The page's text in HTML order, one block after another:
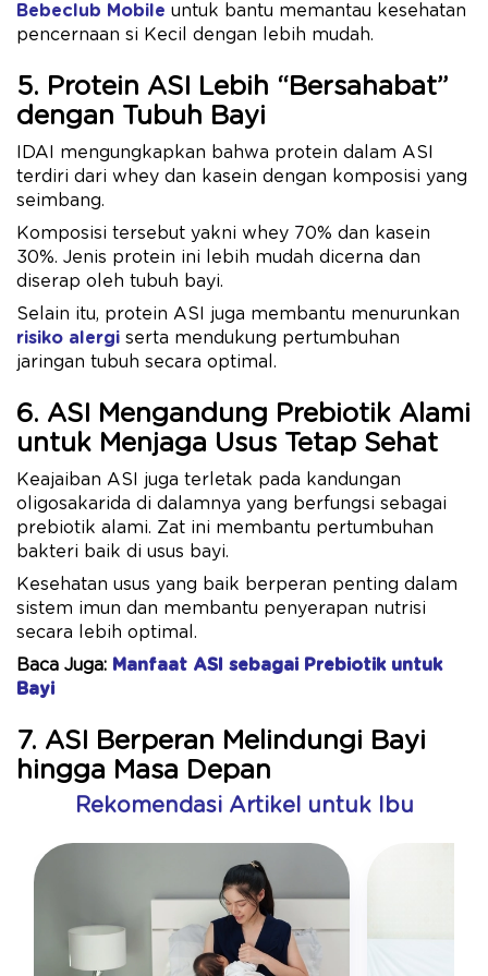
Bebeclub Mobile untuk bantu memantau kesehatan
pencernaan si Kecil dengan lebih mudah.
5. Protein ASI Lebih “Bersahabat”
dengan Tubuh Bayi
IDAI mengungkapkan bahwa protein dalam ASI
terdiri dari whey dan kasein dengan komposisi yang
seimbang.
Komposisi tersebut yakni whey 70% dan kasein
30%. Jenis protein ini lebih mudah dicerna dan
diserap oleh tubuh bayi.
Selain itu, protein ASI juga membantu menurunkan
risiko alergi serta mendukung pertumbuhan
jaringan tubuh secara optimal.
6. ASI Mengandung Prebiotik Alami
untuk Menjaga Usus Tetap Sehat
Keajaiban ASI juga terletak pada kandungan
oligosakarida di dalamnya yang berfungsi sebagai
prebiotik alami. Zat ini membantu pertumbuhan
bakteri baik di usus bayi.
Kesehatan usus yang baik berperan penting dalam
sistem imun dan membantu penyerapan nutrisi
secara lebih optimal.
Baca Juga: Manfaat ASI sebagai Prebiotik untuk
Bayi
7. ASI Berperan Melindungi Bayi
hingga Masa Depan
Rekomendasi Artikel untuk Ibu